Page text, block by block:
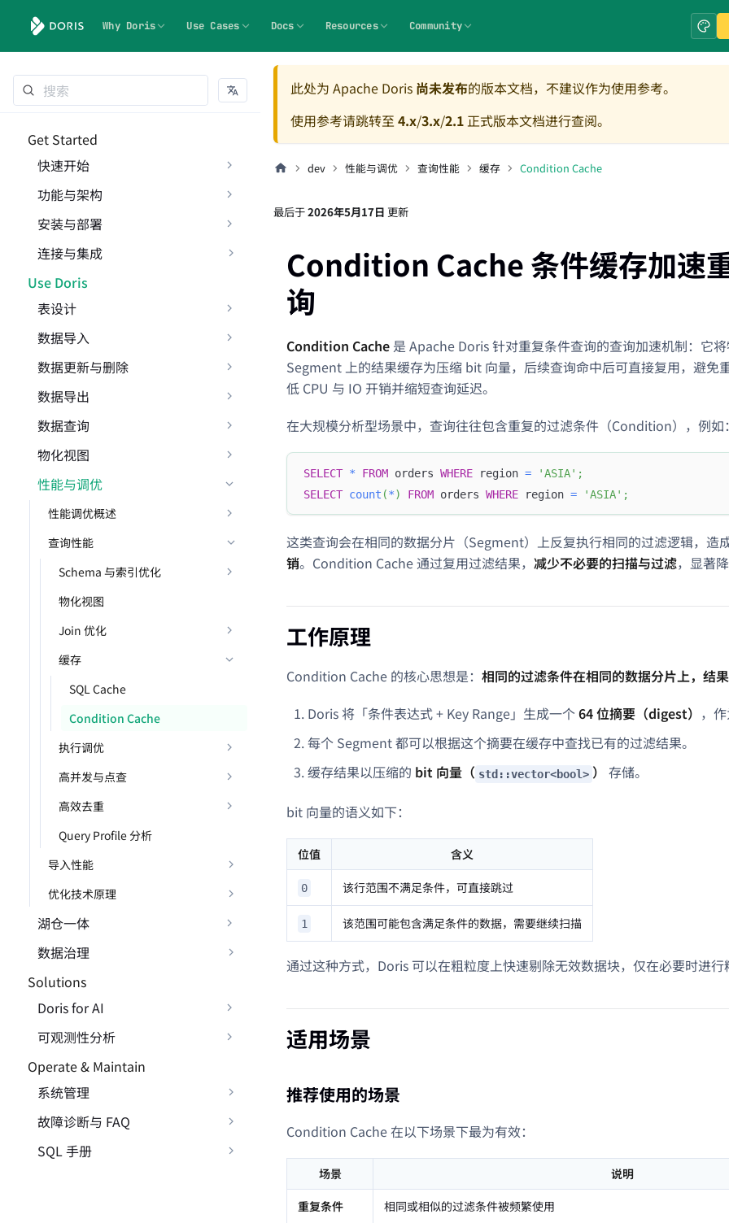
Why Doris Use Cases Docs Resources Community
Get Started
快速开始
功能与架构
安装与部署
连接与集成
Use Doris
表设计
数据导入
数据更新与删除
数据导出
数据查询
物化视图
性能与调优
性能调优概述
查询性能
Schema 与索引优化
物化视图
Join 优化
缓存
SQL Cache
Condition Cache
执行调优
高并发与点查
高效去重
Query Profile 分析
导入性能
优化技术原理
湖仓一体
数据治理
Solutions
Doris for AI
可观测性分析
Operate & Maintain
系统管理
故障诊断与 FAQ
SQL 手册
此处为 Apache Doris 尚未发布的版本文档，不建议作为使用参考。
使用参考请跳转至 4.x/3.x/2.1正式版本文档进行查阅。
dev 性能与调优 查询性能 缓存 Condition Cache
最后于2026年5月17日 更新
Condition Cache 条件缓存加速
询
Condition Cache 是 Apache Doris 针对重复条件查询的查询加速机制：它
Segment 上的结果缓存为压缩 bit 向量，后续查询命中后可直接复用，避免
低 CPU 与 IO 开销并缩短查询延迟。
在大规模分析型场景中，查询往往包含重复的过滤条件（Condition），例如：
SELECT * FROM orders WHERE region = 'ASIA' ;
SELECT count (*) FROM orders WHERE region = 'ASIA' ;
这类查询会在相同的数据分片（Segment）上反复执行相同的过滤逻辑，造
销。Condition Cache 通过复用过滤结果， 减少不必要的扫描与过滤，显著
工作原理
Condition Cache 的核心思想是： 相同的过滤条件在相同的数据分片上，结
Doris 将「条件表达式 + Key Range」生成一个 64 位摘要（digest） ，
每个 Segment 都可以根据这个摘要在缓存中查找已有的过滤结果。
缓存结果以压缩的 bit 向量（ std::vector<bool> ） 存储。
bit 向量的语义如下：
位值 含义
0 该行范围不满足条件，可直接跳过
1 该范围可能包含满足条件的数据，需要继续扫描
通过这种方式，Doris 可以在粗粒度上快速剔除无效数据块，仅在必要时进行
适用场景
推荐使用的场景
Condition Cache 在以下场景下最为有效：
场景
说明
重复条件
相同或相似的过滤条件被频繁使用